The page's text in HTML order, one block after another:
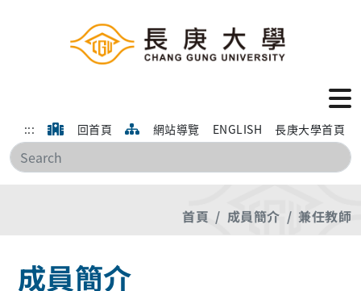
::: 回首頁 網站導覽 ENGLISH 長庚大學首頁
搜
首頁 成員簡介 兼任教師
成員簡介